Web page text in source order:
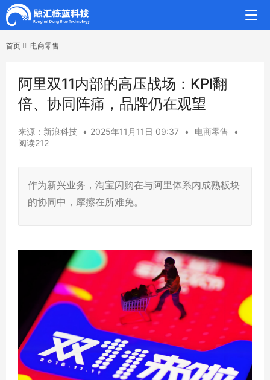
首页 电商零售
阿里双11内部的高压战场：KPI翻
倍、协同阵痛，品牌仍在观望
来源：新浪科技 • 2025年11月11日 09:37 • 电商零售
•
阅读212
作为新兴业务，淘宝闪购在与阿里体系内成熟板块
的协同中，摩擦在所难免。